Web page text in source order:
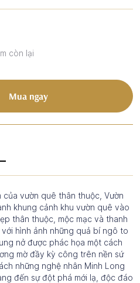
còn lại
Mua ngay
vườn quê thân thuộc, Vườn
khung cảnh khu vườn quê vào
thân thuộc, mộc mạc và thanh
hình ảnh những quả bí ngô to
nở được phác họa một cách
mờ đầy kỳ công trên nền sứ
những nghệ nhân Minh Long
đến sự đột phá mới lạ, độc đáo